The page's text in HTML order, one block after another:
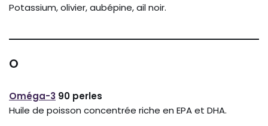
Potassium, olivier, aubépine, ail noir.
O
Oméga-3 90 perles
Huile de poisson concentrée riche en EPA et DHA.